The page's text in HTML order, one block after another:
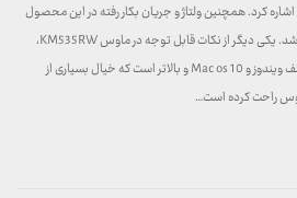
اشاره کرد. همچنین ولتاژ و جریان بکار رفته در این محصول
به ترتیب ۳.۷ ولت و ۲۰ میلی‌آمپر می‌باشد. یکی دیگر از نکات قابل توجه در ماوس KM535RW،
قابلیت پشتیبانی آن از نسخه های مختلف ویندوز و Mac os 10 و بالاتر است که خیال بسیاری از
ماوس راحت کرده است…